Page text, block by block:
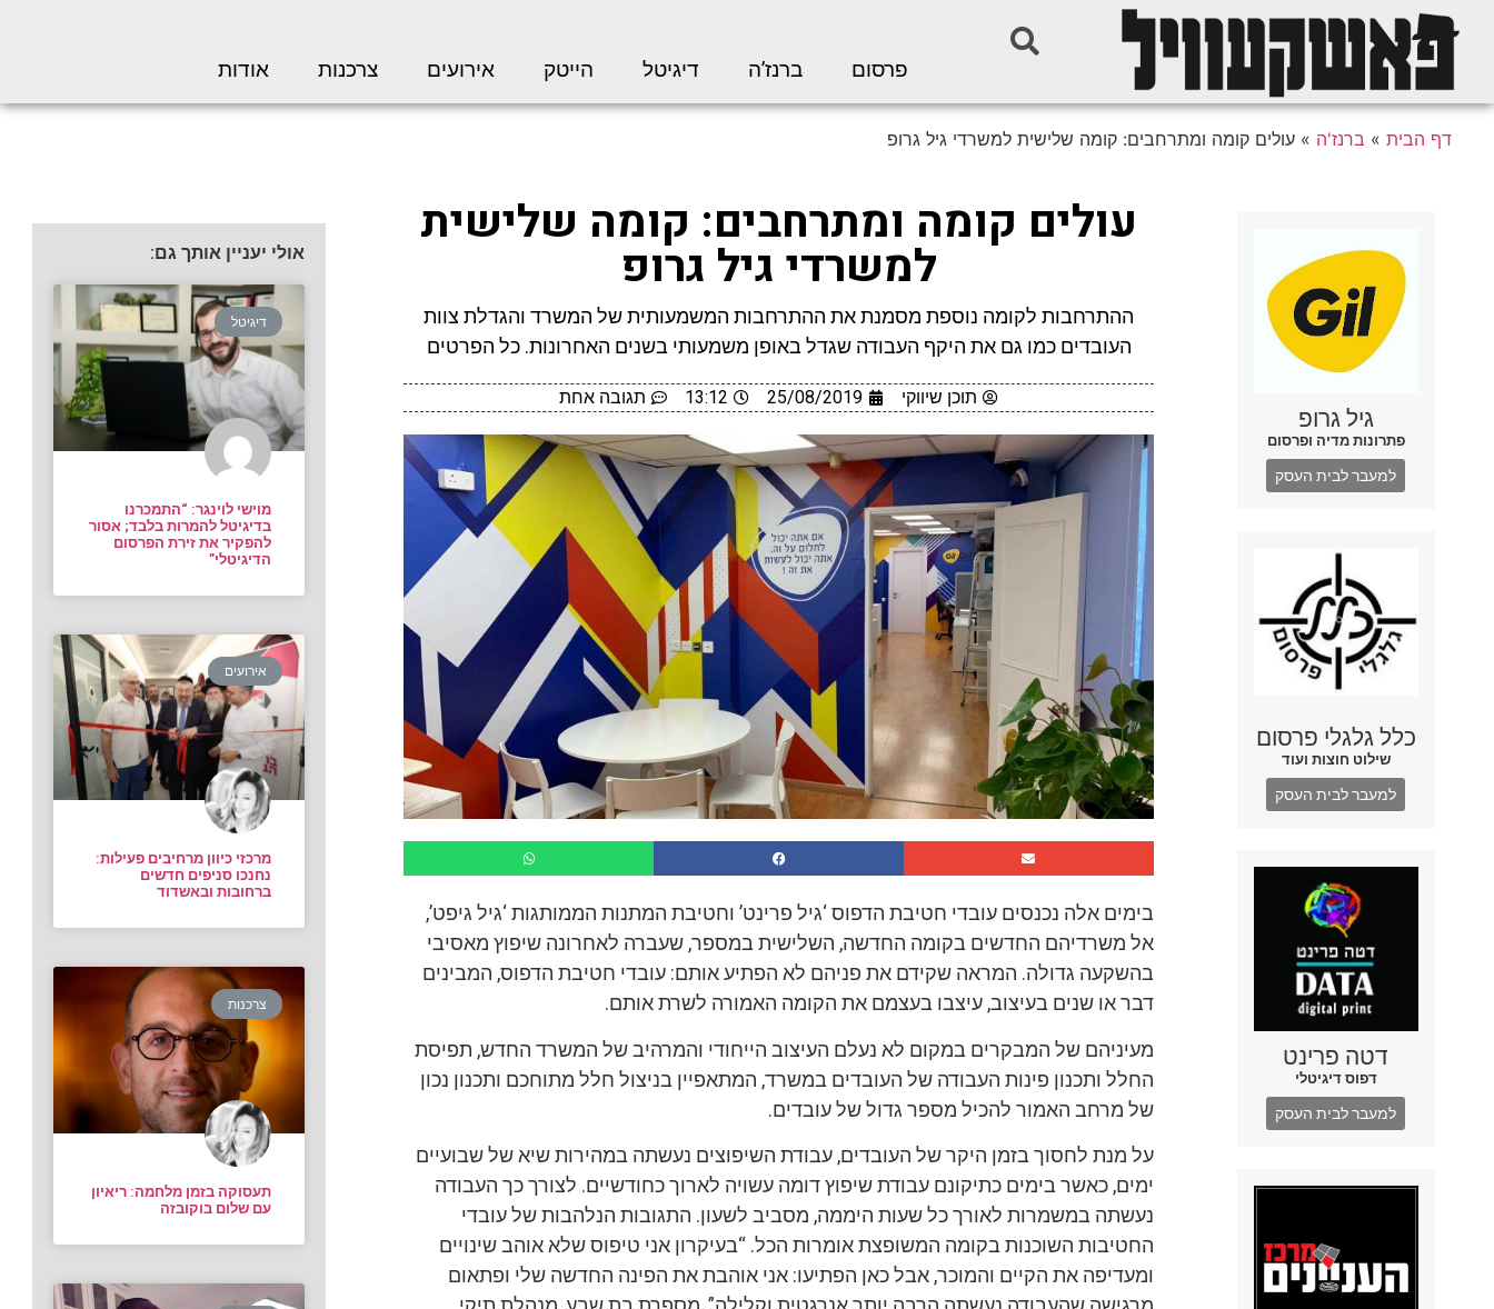
פרסום ברנז’ה דיגיטל הייטק אירועים צרכנות אודות
דף הבית » ברנז'ה »עולים קומה ומתרחבים: קומה שלישית למשרדי גיל גרופ
גיל גרופ
פתרונות מדיה ופרסום
למעבר לבית העסק
כלל גלגלי פרסום
שילוט חוצות ועוד
למעבר לבית העסק
דטה פרינט
דפוס דיגיטלי
למעבר לבית העסק
עולים קומה ומתרחבים: קומה שלישית
למשרדי גיל גרופ
ההתרחבות לקומה נוספת מסמנת את ההתרחבות המשמעותית של המשרד והגדלת צוות
העובדים כמו גם את היקף העבודה שגדל באופן משמעותי בשנים האחרונות. כל הפרטים
תוכן שיווקי 25/08/2019
13:12 תגובה אחת
בימים אלה נכנסים עובדי חטיבת הדפוס ‘גיל פרינט’ וחטיבת המתנות הממותגות ‘גיל גיפט’,
אל משרדיהם החדשים בקומה החדשה, השלישית במספר, שעברה לאחרונה שיפוץ מאסיבי
בהשקעה גדולה. המראה שקידם את פניהם לא הפתיע אותם: עובדי חטיבת הדפוס, המבינים
דבר או שנים בעיצוב, עיצבו בעצמם את הקומה האמורה לשרת אותם.
מעיניהם של המבקרים במקום לא נעלם העיצוב הייחודי והמרהיב של המשרד החדש, תפיסת
החלל ותכנון פינות העבודה של העובדים במשרד, המתאפיין בניצול חלל מתוחכם ותכנון נכון
של מרחב האמור להכיל מספר גדול של עובדים.
על מנת לחסוך בזמן היקר של העובדים, עבודת השיפוצים נעשתה במהירות שיא של שבועיים
ימים, כאשר בימים כתיקונם עבודת שיפוץ דומה עשויה לארוך כחודשיים. לצורך כך העבודה
נעשתה במשמרות לאורך כל שעות היממה, מסביב לשעון. התגובות הנלהבות של עובדי
החטיבות השוכנות בקומה המשופצת אומרות הכל. “בעיקרון אני טיפוס שלא אוהב שינויים
ומעדיפה את הקיים והמוכר, אבל כאן הפתיעו: אני אוהבת את הפינה החדשה שלי ופתאום
אולי יעניין אותך גם:
דיגיטל
מוישי לוינגר: “התמכרנו
בדיגיטל להמרות בלבד; אסור
להפקיר את זירת הפרסום
הדיגיטלי”
אירועים
מרכזי כיוון מרחיבים פעילות:
נחנכו סניפים חדשים
ברחובות ובאשדוד
צרכנות
תעסוקה בזמן מלחמה: ריאיון
עם שלום בוקובזה